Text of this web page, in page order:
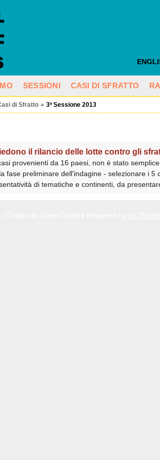
SESSIONI CASI DI SFRATTO
di Sfratto » 3ª Sessione 2013
il rilancio delle lotte contro gli
provenienti da 16 paesi, non è stato
fase preliminare dell'indagine - selezionare i
di tematiche e continenti, da